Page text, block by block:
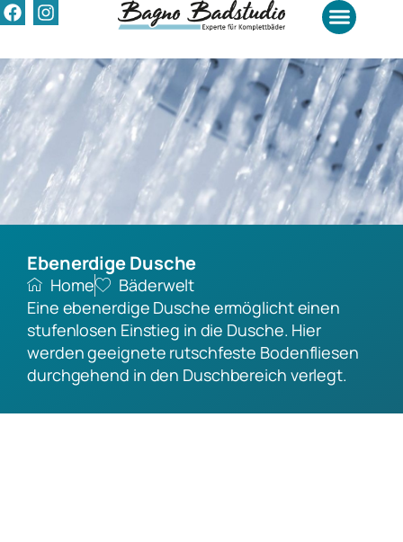
Ebenerdige Dusche
Home
Bäderwelt
Eine ebenerdige Dusche ermöglicht einen
stufenlosen Einstieg in die Dusche. Hier
werden geeignete rutschfeste Bodenfliesen
durchgehend in den Duschbereich verlegt.